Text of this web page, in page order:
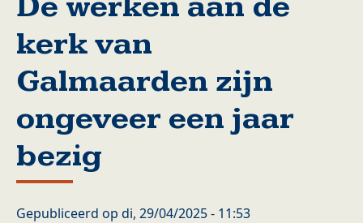
kerk van
Galmaarden zijn
ongeveer een jaar
bezig
Gepubliceerd op di, 29/04/2025 - 11:53